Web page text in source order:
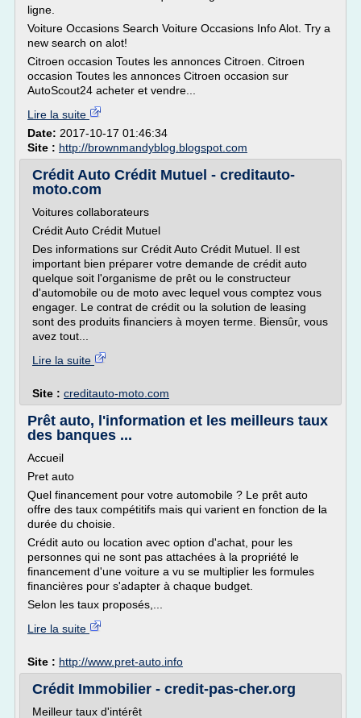
ligne.
Voiture Occasions Search Voiture Occasions Info Alot. Try a
new search on alot!
Citroen occasion Toutes les annonces Citroen. Citroen
occasion Toutes les annonces Citroen occasion sur
AutoScout24 acheter et vendre...
Lire la suite
Date: 2017-10-17 01:46:34
Site : http://brownmandyblog.blogspot.com
Crédit Auto Crédit Mutuel - creditauto-
moto.com
Voitures collaborateurs
Crédit Auto Crédit Mutuel
Des informations sur Crédit Auto Crédit Mutuel. Il est
important bien préparer votre demande de crédit auto
quelque soit l'organisme de prêt ou le constructeur
d'automobile ou de moto avec lequel vous comptez vous
engager. Le contrat de crédit ou la solution de leasing
sont des produits financiers à moyen terme. Biensûr, vous
avez tout...
Lire la suite
Site : creditauto-moto.com
Prêt auto, l'information et les meilleurs taux
des banques ...
Accueil
Pret auto
Quel financement pour votre automobile ? Le prêt auto
offre des taux compétitifs mais qui varient en fonction de la
durée du choisie.
Crédit auto ou location avec option d'achat, pour les
personnes qui ne sont pas attachées à la propriété le
financement d'une voiture a vu se multiplier les formules
financières pour s'adapter à chaque budget.
Selon les taux proposés,...
Lire la suite
Site : http://www.pret-auto.info
Crédit Immobilier - credit-pas-cher.org
Meilleur taux d'intérêt